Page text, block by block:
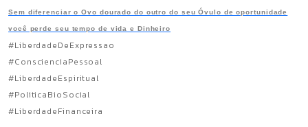
Sem diferenciar o Ovo dourado do outro do seu Óvulo de oportunidade
você perde seu tempo de vida e Dinheiro
#LiberdadeDeExpressao
#ConscienciaPessoal
#LiberdadeEspiritual
#PoliticaBioSocial
#LiberdadeFinanceira